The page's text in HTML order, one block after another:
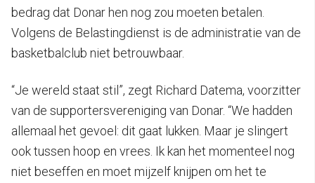
bedrag dat Donar hen nog zou moeten betalen.
Volgens de Belastingdienst is de administratie van de
basketbalclub niet betrouwbaar.
“Je wereld staat stil”, zegt Richard Datema, voorzitter
van de supportersvereniging van Donar. “We hadden
allemaal het gevoel: dit gaat lukken. Maar je slingert
ook tussen hoop en vrees. Ik kan het momenteel nog
niet beseffen en moet mijzelf knijpen om het te